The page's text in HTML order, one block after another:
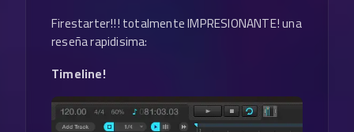
Firestarter!!! totalmente IMPRESIONANTE! una
reseña rapidisima:
Timeline!